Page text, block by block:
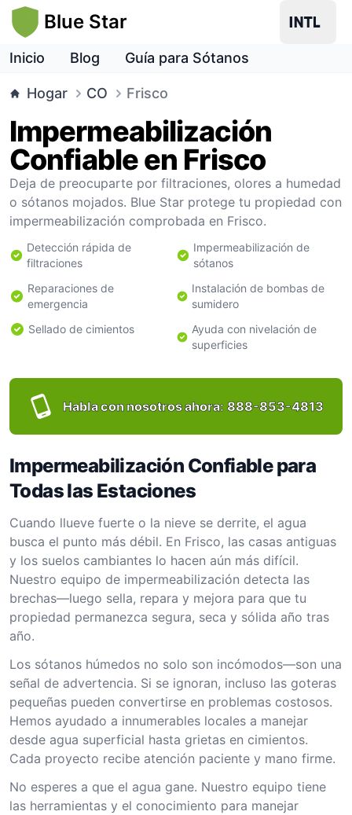
Blue Star
Inicio Blog Guía para Sótanos
Hogar CO Frisco
Impermeabilización
Confiable en Frisco
Deja de preocuparte por filtraciones, olores a humedad
o sótanos mojados. Blue Star protege tu propiedad con
impermeabilización comprobada en Frisco.
Detección rápida de
filtraciones
Impermeabilización de
sótanos
Reparaciones de
emergencia
Instalación de bombas de
sumidero
Sellado de cimientos
Ayuda con nivelación de
superficies
Habla con nosotros ahora: 888-853-4813
Impermeabilización Confiable para
Todas las Estaciones
Cuando llueve fuerte o la nieve se derrite, el agua
busca el punto más débil. En Frisco, las casas antiguas
y los suelos cambiantes lo hacen aún más difícil.
Nuestro equipo de impermeabilización detecta las
brechas—luego sella, repara y mejora para que tu
propiedad permanezca segura, seca y sólida año tras
año.
Los sótanos húmedos no solo son incómodos—son una
señal de advertencia. Si se ignoran, incluso las goteras
pequeñas pueden convertirse en problemas costosos.
Hemos ayudado a innumerables locales a manejar
desde agua superficial hasta grietas en cimientos.
Cada proyecto recibe atención paciente y mano firme.
No esperes a que el agua gane. Nuestro equipo tiene
las herramientas y el conocimiento para manejar